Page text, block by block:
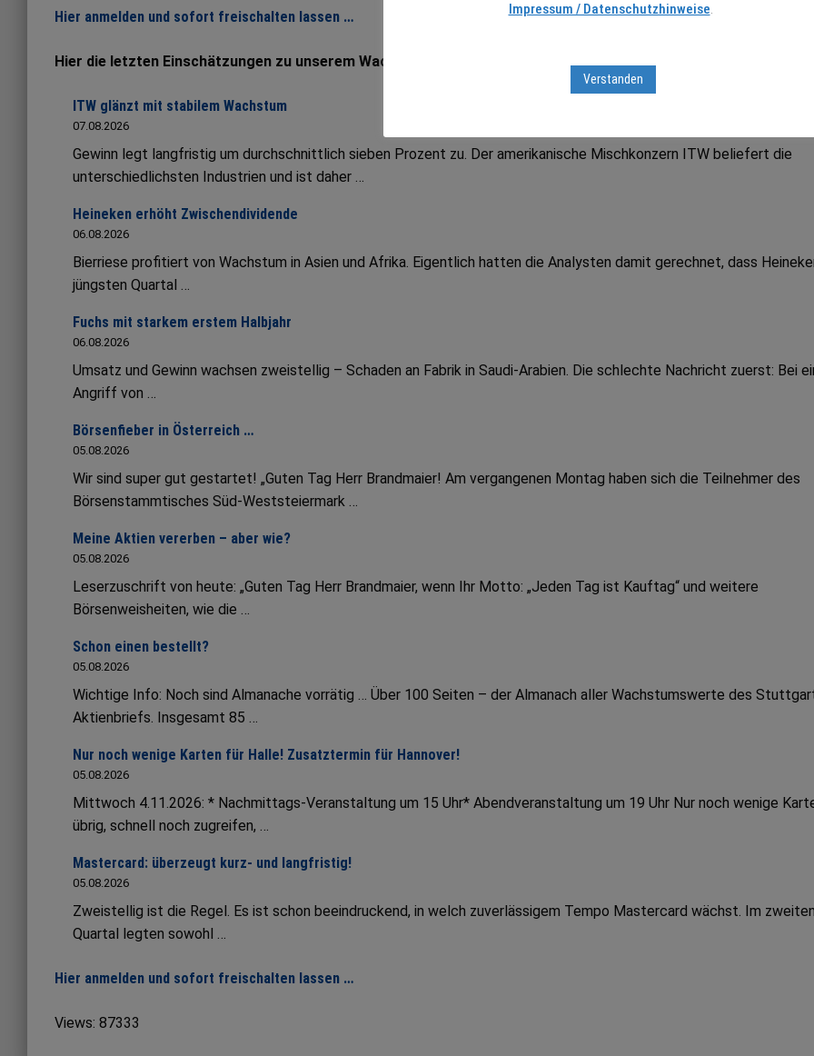
Hier anmelden und sofort freischalten lassen …
Hier die letzten Einschätzungen zu unserem Wachstumsaktien in unserem Börsenticker:
ITW glänzt mit stabilem Wachstum
07.08.2026
Gewinn legt langfristig um durchschnittlich sieben Prozent zu. Der amerikanische Mischkonzern ITW beliefert die
unterschiedlichsten Industrien und ist daher …
Heineken erhöht Zwischendividende
06.08.2026
Bierriese profitiert von Wachstum in Asien und Afrika. Eigentlich hatten die Analysten damit gerechnet, dass
jüngsten Quartal …
Fuchs mit starkem erstem Halbjahr
06.08.2026
Umsatz und Gewinn wachsen zweistellig – Schaden an Fabrik in Saudi-Arabien. Die schlechte Nachricht zuerst: Bei
Angriff von …
Börsenfieber in Österreich …
05.08.2026
Wir sind super gut gestartet! „Guten Tag Herr Brandmaier! Am vergangenen Montag haben sich die Teilnehmer des
Börsenstammtisches Süd-Weststeiermark …
Meine Aktien vererben – aber wie?
05.08.2026
Leserzuschrift von heute: „Guten Tag Herr Brandmaier, wenn Ihr Motto: „Jeden Tag ist Kauftag“ und weitere
Börsenweisheiten, wie die …
Schon einen bestellt?
05.08.2026
Wichtige Info: Noch sind Almanache vorrätig … Über 100 Seiten – der Almanach aller Wachstumswerte des
Aktienbriefs. Insgesamt 85 …
Nur noch wenige Karten für Halle! Zusatztermin für Hannover!
05.08.2026
Mittwoch 4.11.2026: * Nachmittags-Veranstaltung um 15 Uhr* Abendveranstaltung um 19 Uhr Nur noch wenige
übrig, schnell noch zugreifen, …
Mastercard: überzeugt kurz- und langfristig!
05.08.2026
Zweistellig ist die Regel. Es ist schon beeindruckend, in welch zuverlässigem Tempo Mastercard wächst. Im zweiten
Quartal legten sowohl …
Hier anmelden und sofort freischalten lassen …
Views: 87333
Impressum / Datenschutzhinweise.
Verstanden